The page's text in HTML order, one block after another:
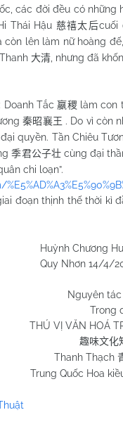
đời đều có những
Thái Hậu 慈禧太后cuối
còn lên làm nữ hoàng
大清, nhưng đã
: Doanh Tắc嬴稷 làm con
秦昭襄王 . Do vì còn
quyền. Tần Chiêu
季君公子壮cùng đại
chi loạn”.
đoạn thịnh thế thời kì
Huỳnh Chương
Quy Nhơn 14/4/
Nguyên
Trong
THÚ VỊ VĂN HOÁ
趣味文化
Thanh Thạch
Trung Quốc Hoa